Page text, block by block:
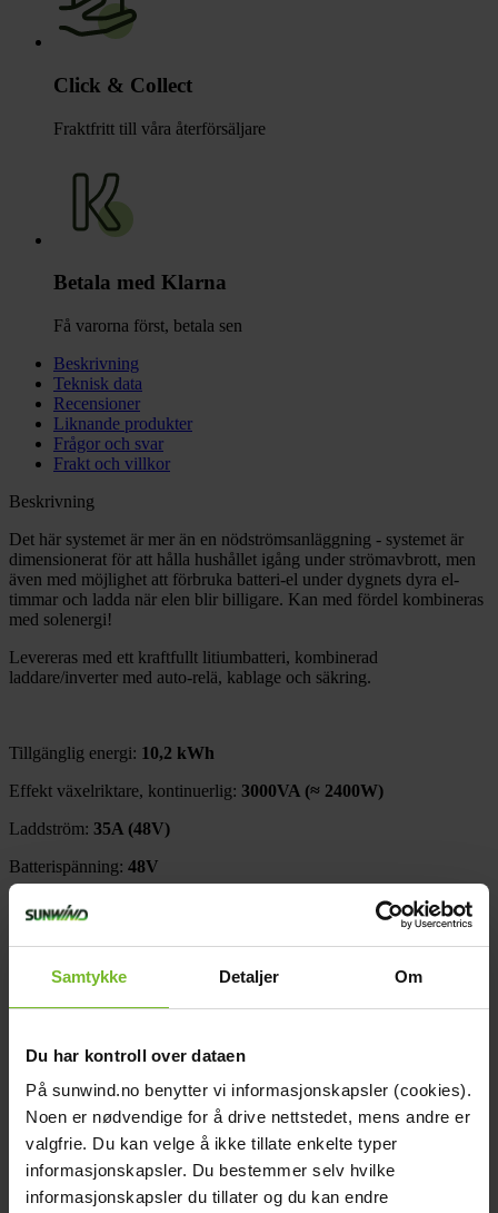
Samtykke Detaljer Om
Du har kontroll over dataen
På sunwind.no benytter vi informasjonskapsler (cookies).
Noen er nødvendige for å drive nettstedet, mens andre er
valgfrie. Du kan velge å ikke tillate enkelte typer
informasjonskapsler. Du bestemmer selv hvilke
informasjonskapsler du tillater og du kan endre
Click & Collect
Fraktfritt till våra återförsäljare
Betala med Klarna
Få varorna först, betala sen
Beskrivning
Teknisk data
Recensioner
Liknande produkter
Frågor och svar
Frakt och villkor
Beskrivning
Det här systemet är mer än en nödströmsanläggning - systemet är
dimensionerat för att hålla hushållet igång under strömavbrott, men
även med möjlighet att förbruka batteri-el under dygnets dyra el-
timmar och ladda när elen blir billigare. Kan med fördel kombineras
med solenergi!
Levereras med ett kraftfullt litiumbatteri, kombinerad
laddare/inverter med auto-relä, kablage och säkring.
Tillgänglig energi: 10,2 kWh
Effekt växelriktare, kontinuerlig: 3000VA (≈ 2400W)
Laddström: 35A (48V)
Batterispänning: 48V
Batteribank:
Uppskattad driftstid vid 100W förbrukning: ca 100 timmar
Innehåll
Batteri:Sunwind Litium Pro Heat 48V / 200Ah
Kombinerad Laddare / Inverter:
Victron Multiplus 48/3000/35-32
Övrigt:Batterikabel 2 x 50mm², Victron Lynx Distributor,
Victron MEGA-fuse 125A